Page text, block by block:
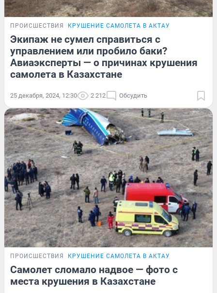
ПРОИСШЕСТВИЯ КРУШЕНИЕ САМОЛЕТА В АКТАУ
Экипаж не сумел справиться с
управлением или пробило баки?
Авиаэксперты — о причинах крушения
самолета в Казахстане
25 декабря, 2024, 12:30 2 212 Обсудить
ПРОИСШЕСТВИЯ КРУШЕНИЕ САМОЛЕТА В АКТАУ
Самолет сломало надвое — фото с
места крушения в Казахстане